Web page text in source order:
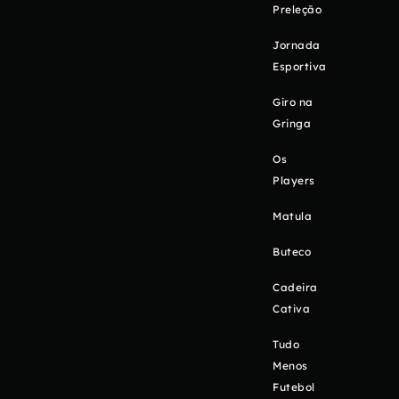
Preleção
Jornada
Esportiva
Giro na
Gringa
Os
Players
Matula
Buteco
Cadeira
Cativa
Tudo
Menos
Futebol